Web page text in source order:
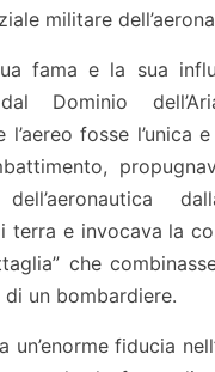
militare
fama e la sua
Dominio
l’aereo fosse l’unica
dell’aeronautica
terra e invocava la
che
un bombardiere.
un’enorme fiducia